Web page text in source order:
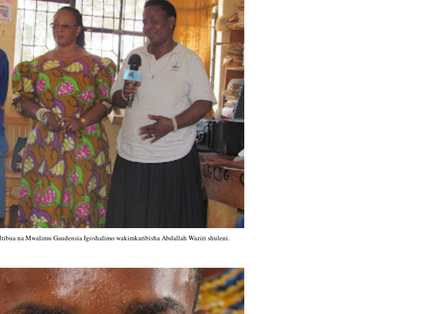
na Mwalimu Gaudensia Igoshalimo wakimkaribisha Abdallah Waziri shuleni.